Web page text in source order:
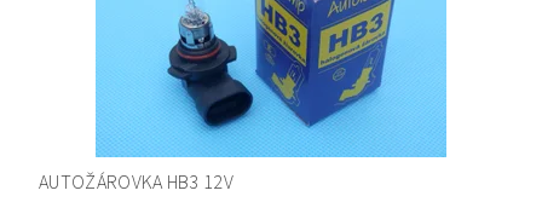
AUTOŽÁROVKA HB3 12V